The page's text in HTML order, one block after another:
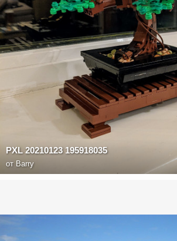
PXL 20210123 195918035
от Barry